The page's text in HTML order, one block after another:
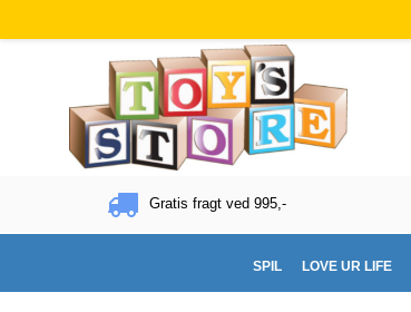
Gratis fragt ved 995,-
SPIL LOVE UR LIFE